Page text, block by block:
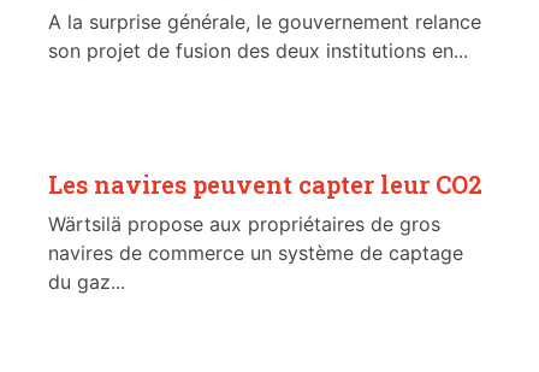
A la surprise générale, le gouvernement relance
son projet de fusion des deux institutions en...
Les navires peuvent capter leur CO2
Wärtsilä propose aux propriétaires de gros
navires de commerce un système de captage
du gaz...